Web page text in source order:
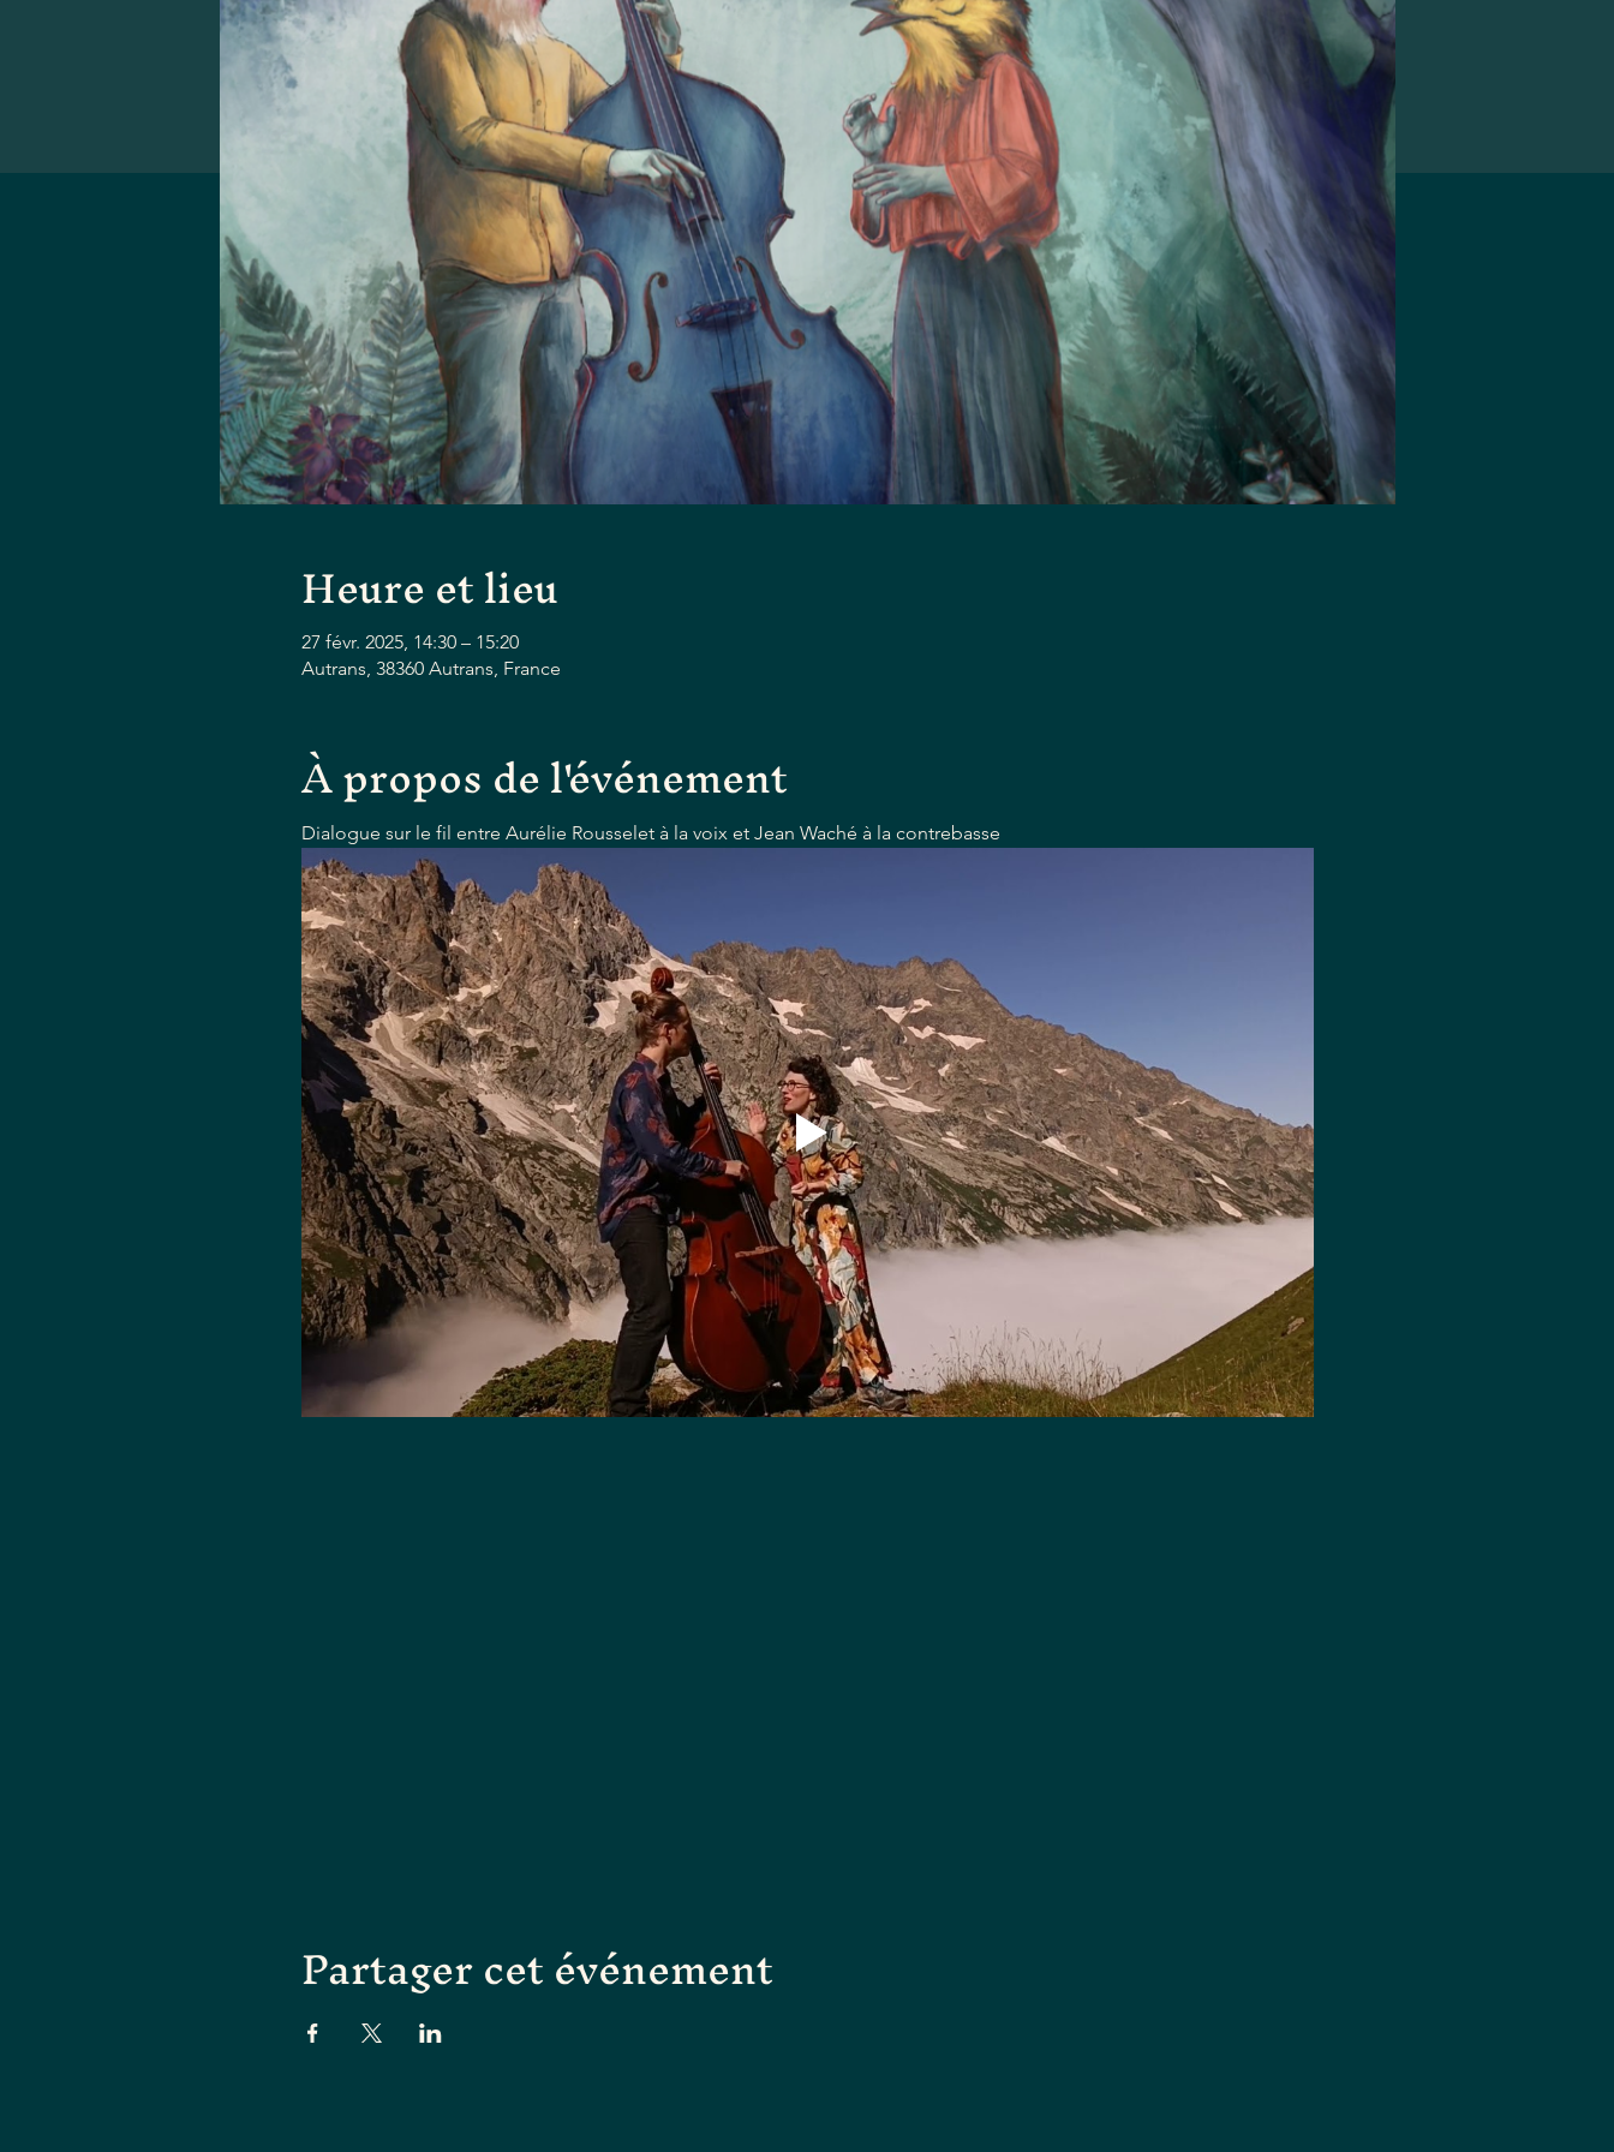
Heure et lieu
27 févr. 2025, 14:30 – 15:20
Autrans, 38360 Autrans, France
À propos de l'événement
Dialogue sur le fil entre Aurélie Rousselet à la voix et Jean Waché à la contrebasse
Partager cet événement